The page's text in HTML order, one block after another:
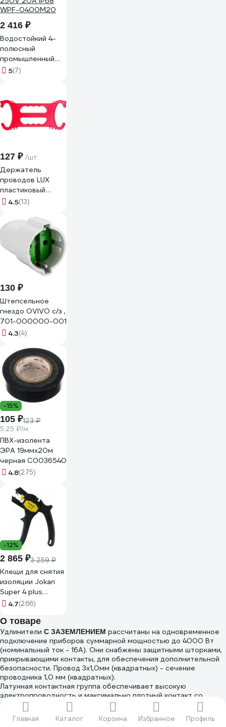
Главная Каталог Корзина Избранное Профиль
2 416 ₽
Водостойкий 4-
полюсный
промышленный
разъём TTAF
WPF-0400M20
5(7)
127 ₽ /шт
Держатель
проводов LUX
пластиковый
4606400606857
4.5(13)
130 ₽
Штепсельное
гнездо OVIVO с/з ,
701-000000-001
4.3(4)
-15%
105 ₽123 ₽
5.25 ₽/м
ПВХ-изолента
ЭРА 19ммх20м
черная C0036540
4.8(275)
-12%
2 865 ₽3 259 ₽
Клещи для снятия
изоляции Jokari
Super 4 plus
20050
4.7(266)
О товаре
Удлинители C ЗАЗЕМЛЕНИЕМ рассчитаны на одновременное
подключение приборов суммарной мощностью до 4000 Вт
(номинальный ток - 16А). Они снабжены защитными шторками,
прикрывающими контакты, для обеспечения дополнительной
безопасности. Провод 3х1,0мм (квадратных) - сечение
проводника 1,0 мм (квадратных).
Латунная контактная группа обеспечивает высокую
электропроводность и максимально плотный контакт со
штырями вилки подключаемых приборов. Корпус изготовлен
термоустойчивого и ударопрочного ABS-пластика
. Все
удлинители ФОТОН предназначены для подключения к